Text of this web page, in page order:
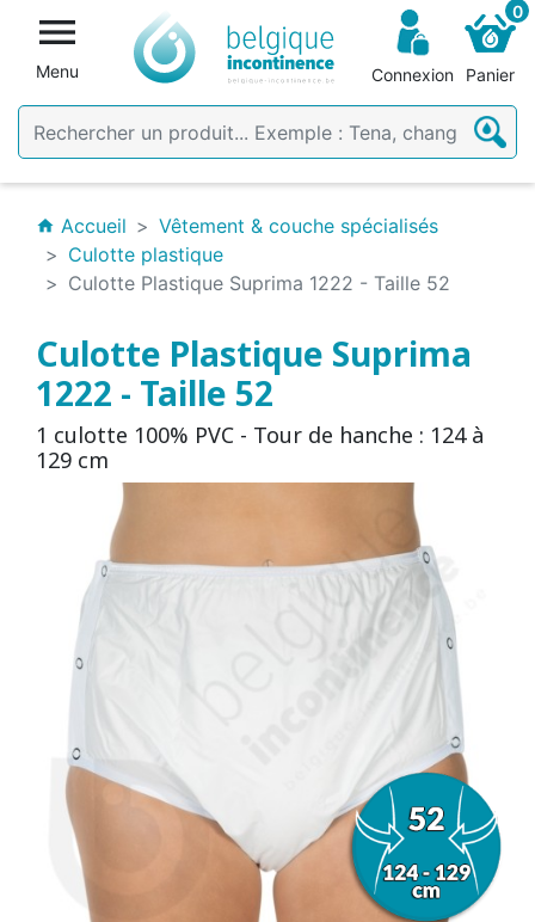

Menu Connexion
0
Panier
home Accueil
Vêtement & couche spécialisés
Culotte plastique
Culotte Plastique Suprima 1222 - Taille 52
Culotte Plastique Suprima
1222 - Taille 52
1 culotte 100% PVC - Tour de hanche : 124 à
129 cm